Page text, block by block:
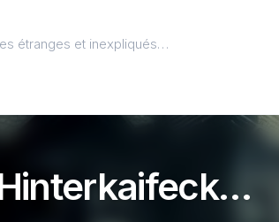
étranges et inexpliqués…